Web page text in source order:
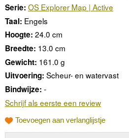
Serie: OS Explorer Map | Active
Taal: Engels
Hoogte: 24.0 cm
Breedte: 13.0 cm
Gewicht: 161.0 g
Uitvoering: Scheur- en watervast
Bindwijze: -
Schrijf als eerste een review
Toevoegen aan verlanglijstje